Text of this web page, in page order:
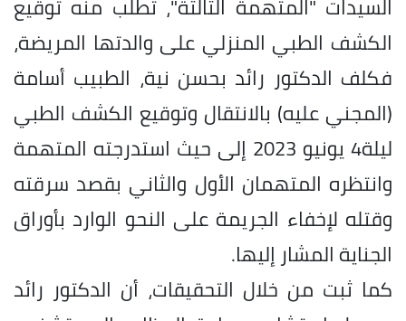
الكشف الطبي المنزلي على والدتها المريضة،
فكلف الدكتور رائد بحسن نية، الطبيب أسامة
(المجني عليه) بالانتقال وتوقيع الكشف الطبي
ليلة4 يونيو 2023 إلى حيث استدرجته المتهمة
وانتظره المتهمان الأول والثاني بقصد سرقته
وقتله لإخفاء الجريمة على النحو الوارد بأوراق
الجناية المشار إليها.
كما ثبت من خلال التحقيقات، أن الدكتور رائد